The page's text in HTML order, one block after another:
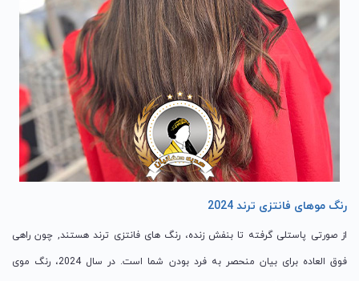
رنگ موهای فانتزی ترند 2024
از صورتی پاستلی گرفته تا بنفش زنده، رنگ های فانتزی ترند هستند, چون راهی
فوق العاده برای بیان منحصر به فرد بودن شما است. در سال 2024، رنگ موی